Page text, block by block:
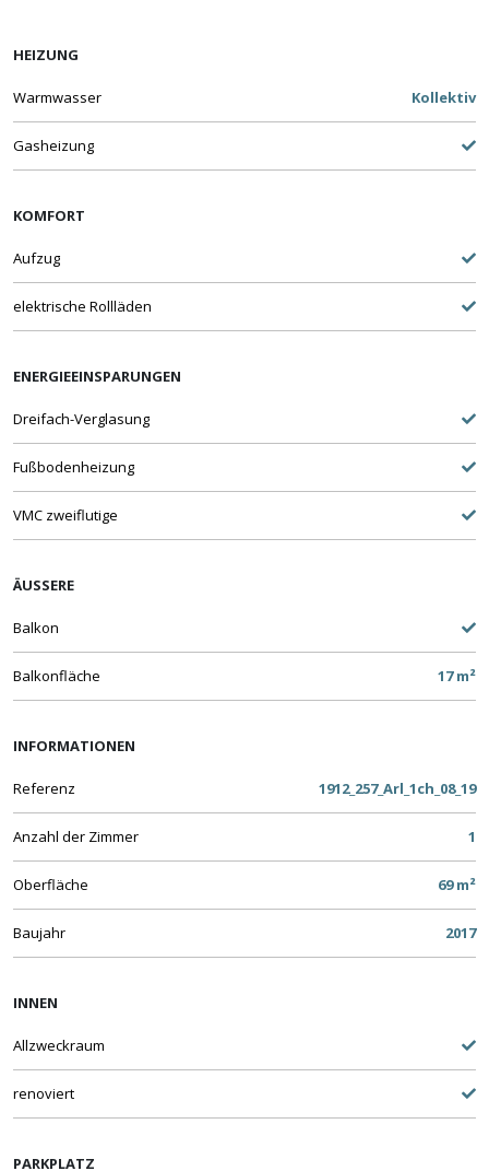
HEIZUNG
Warmwasser Kollektiv
Gasheizung
KOMFORT
Aufzug
elektrische Rollläden
ENERGIEEINSPARUNGEN
Dreifach-Verglasung
Fußbodenheizung
VMC zweiflutige
ÄUSSERE
Balkon
Balkonfläche 17 m²
INFORMATIONEN
Referenz 1912_257_Arl_1ch_08_19
Anzahl der Zimmer 1
Oberfläche 69 m²
Baujahr 2017
INNEN
Allzweckraum
renoviert
PARKPLATZ